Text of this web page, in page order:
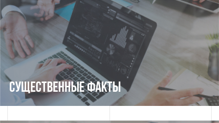
СУЩЕСТВЕННЫЕ ФАКТЫ